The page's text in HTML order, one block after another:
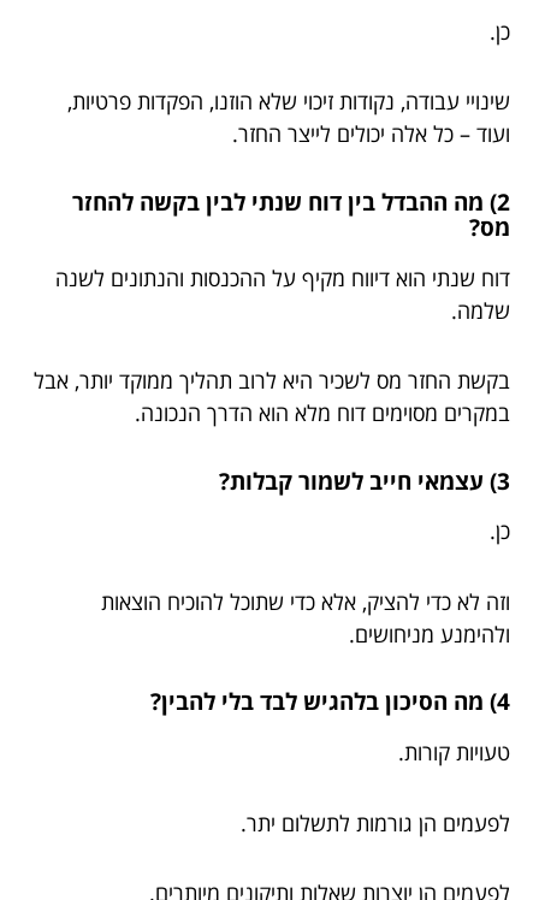
כן.
שינויי עבודה, נקודות זיכוי שלא הוזנו, הפקדות פרטיות,
ועוד – כל אלה יכולים לייצר החזר.
2) מה ההבדל בין דוח שנתי לבין בקשה להחזר
מס?
דוח שנתי הוא דיווח מקיף על ההכנסות והנתונים לשנה
שלמה.
בקשת החזר מס לשכיר היא לרוב תהליך ממוקד יותר, אבל
במקרים מסוימים דוח מלא הוא הדרך הנכונה.
3) עצמאי חייב לשמור קבלות?
כן.
וזה לא כדי להציק, אלא כדי שתוכל להוכיח הוצאות
ולהימנע מניחושים.
4) מה הסיכון בלהגיש לבד בלי להבין?
טעויות קורות.
לפעמים הן גורמות לתשלום יתר.
לפעמים הן יוצרות שאלות ותיקונים מיותרים.